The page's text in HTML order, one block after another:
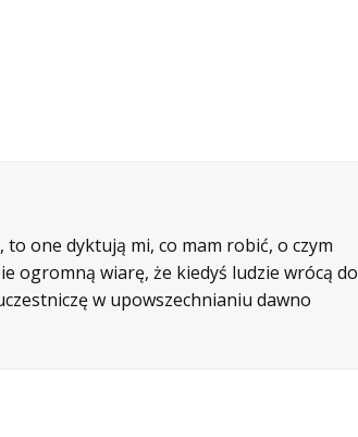
one dyktują mi, co mam robić, o czym
ogromną wiarę, że kiedyś ludzie wrócą do
w upowszechnianiu dawno